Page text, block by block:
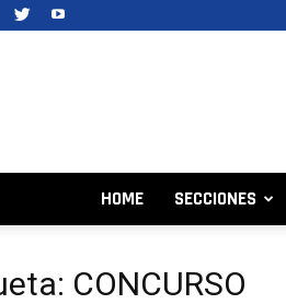
HOME SECCIONES
CONCURSO